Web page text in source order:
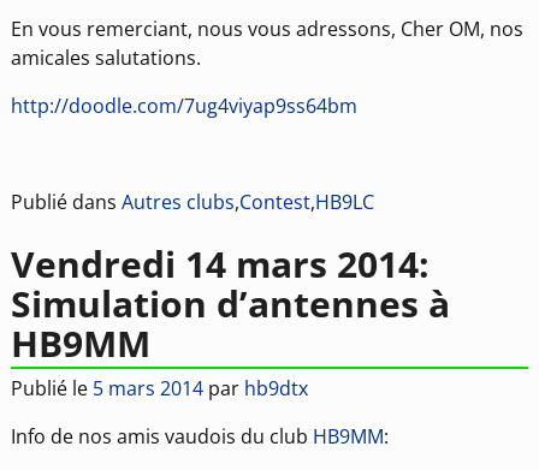
En vous remerciant, nous vous adressons, Cher OM, nos
amicales salutations.
http://doodle.com/7ug4viyap9ss64bm
Publié dans Autres clubs,Contest,HB9LC
Vendredi 14 mars 2014:
Simulation d’antennes à
HB9MM
Publié le 5 mars 2014 par hb9dtx
Info de nos amis vaudois du club HB9MM: